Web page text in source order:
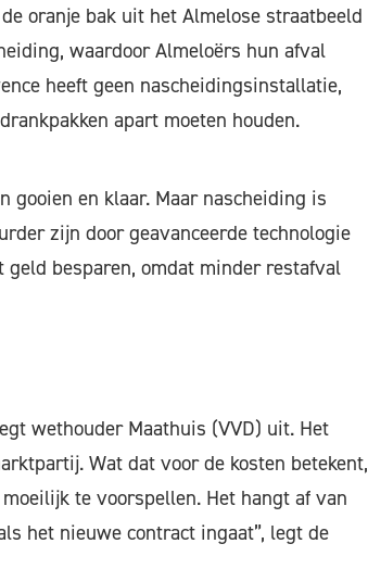
oranje bak uit het Almelose straatbeeld
waardoor Almeloërs hun afval
heeft geen nascheidingsinstallatie,
apart moeten houden.
gooien en klaar. Maar nascheiding is
zijn door geavanceerde technologie
besparen, omdat minder restafval
wethouder Maathuis (VVD) uit. Het
Wat dat voor de kosten betekent,
te voorspellen. Het hangt af van
het nieuwe contract ingaat”, legt de